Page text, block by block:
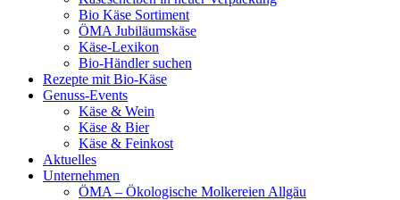
Bio Käse Sortiment
ÖMA Jubiläumskäse
Käse-Lexikon
Bio-Händler suchen
Rezepte mit Bio-Käse
Genuss-Events
Käse & Wein
Käse & Bier
Käse & Feinkost
Aktuelles
Unternehmen
ÖMA – Ökologische Molkereien Allgäu